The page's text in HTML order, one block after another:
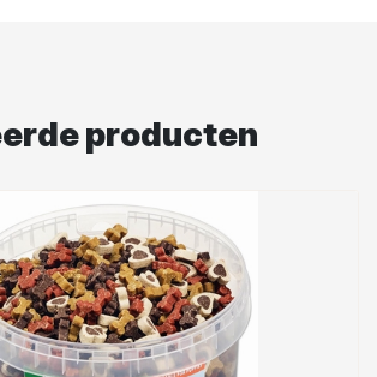
producten